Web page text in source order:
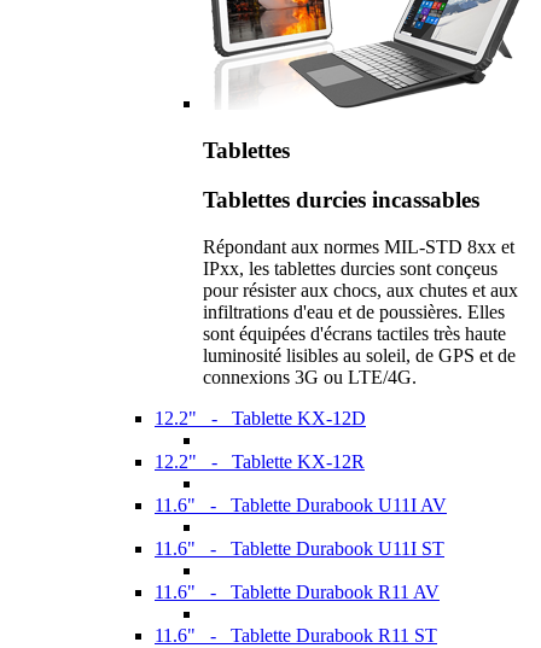
Tablettes
Tablettes durcies incassables
Répondant aux normes MIL-STD 8xx et
IPxx, les tablettes durcies sont conçeus
pour résister aux chocs, aux chutes et aux
infiltrations d'eau et de poussières. Elles
sont équipées d'écrans tactiles très haute
luminosité lisibles au soleil, de GPS et de
connexions 3G ou LTE/4G.
12.2" - Tablette KX-12D
12.2" - Tablette KX-12R
11.6" - Tablette Durabook U11I AV
11.6" - Tablette Durabook U11I ST
11.6" - Tablette Durabook R11 AV
11.6" - Tablette Durabook R11 ST